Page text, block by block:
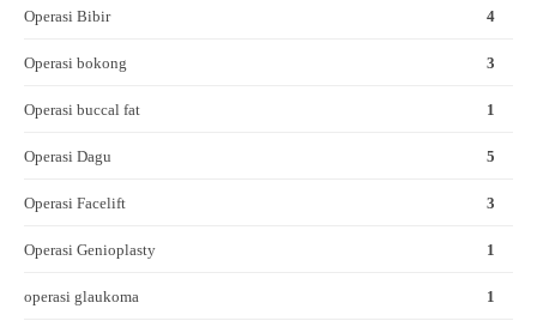
Operasi Bibir 4
Operasi bokong 3
Operasi buccal fat 1
Operasi Dagu 5
Operasi Facelift 3
Operasi Genioplasty 1
operasi glaukoma 1